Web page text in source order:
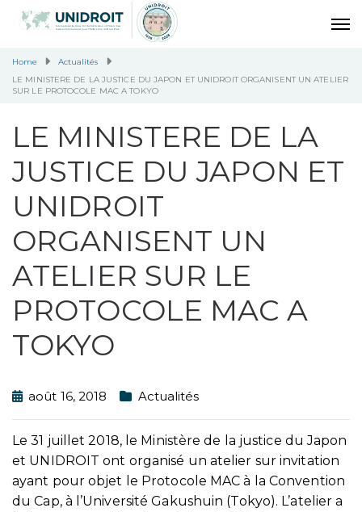
Home
Actualités
LE MINISTERE DE LA JUSTICE DU JAPON ET UNIDROIT ORGANISENT UN ATELIER
SUR LE PROTOCOLE MAC A TOKYO
LE MINISTERE DE LA
JUSTICE DU JAPON ET
UNIDROIT
ORGANISENT UN
ATELIER SUR LE
PROTOCOLE MAC A
TOKYO
août 16, 2018 Actualités
Le 31 juillet 2018, le Ministère de la justice du Japon
et UNIDROIT ont organisé un atelier sur invitation
ayant pour objet le Protocole MAC à la Convention
du Cap, à l’Université Gakushuin (Tokyo). L’atelier a